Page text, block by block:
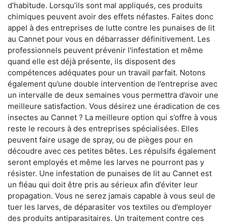
d’habitude. Lorsqu’ils sont mal appliqués, ces produits
chimiques peuvent avoir des effets néfastes. Faites donc
appel à des entreprises de lutte contre les punaises de lit
au Cannet pour vous en débarrasser définitivement. Les
professionnels peuvent prévenir l'infestation et même
quand elle est déjà présente, ils disposent des
compétences adéquates pour un travail parfait. Notons
également qu’une double intervention de l’entreprise avec
un intervalle de deux semaines vous permettra d’avoir une
meilleure satisfaction. Vous désirez une éradication de ces
insectes au Cannet ? La meilleure option qui s’offre à vous
reste le recours à des entreprises spécialisées. Elles
peuvent faire usage de spray, ou de pièges pour en
découdre avec ces petites bêtes. Les répulsifs également
seront employés et même les larves ne pourront pas y
résister. Une infestation de punaises de lit au Cannet est
un fléau qui doit être pris au sérieux afin d’éviter leur
propagation. Vous ne serez jamais capable à vous seul de
tuer les larves, de déparasiter vos textiles ou d’employer
des produits antiparasitaires. Un traitement contre ces